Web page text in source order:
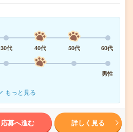
30代 40代 50代
60代
男性
もっと見る
応募へ進む 詳しく見る